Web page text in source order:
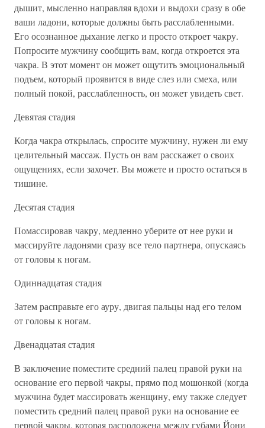
дышит, мысленно направляя вдохи и выдохи сразу в обе
ваши ладони, которые должны быть расслабленными.
Его осознанное дыхание легко и просто откроет чакру.
Попросите мужчину сообщить вам, когда откроется эта
чакра. В этот момент он может ощутить эмоциональный
подъем, который проявится в виде слез или смеха, или
полный покой, расслабленность, он может увидеть свет.
Девятая стадия
Когда чакра открылась, спросите мужчину, нужен ли ему
целительный массаж. Пусть он вам расскажет о своих
ощущениях, если захочет. Вы можете и просто остаться в
тишине.
Десятая стадия
Помассировав чакру, медленно уберите от нее руки и
массируйте ладонями сразу все тело партнера, опускаясь
от головы к ногам.
Одиннадцатая стадия
Затем расправьте его ауру, двигая пальцы над его телом
от головы к ногам.
Двенадцатая стадия
В заключение поместите средний палец правой руки на
основание его первой чакры, прямо под мошонкой (когда
мужчина будет массировать женщину, ему также следует
поместить средний палец правой руки на основание ее
первой чакры, которая расположена между губами Йони